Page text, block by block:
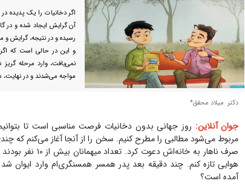
اگر دخانیات را یک پدیده
آن گرایش ایجاد شده و در
رسیده و در نتیجه، گرایش
و این در حالی است که
نمی‌یافت، وارد مرحله گریز
مواجه می‌شدند و در
دکتر میلاد محقق*
جوان آنلاین: روز جهانی بدون دخانیات فرصت مناسبی است تا
مربوط می‌شود مطالبی را مطرح کنیم. سخن را از آنجا آغاز می‌کنم که
صرف ناهار به
هوایی تازه کنم. چند دقیقه بعد پدر همسر همسنگری‌ام وارد ایوان
آمده است؟